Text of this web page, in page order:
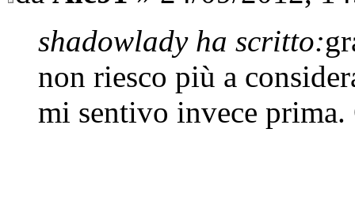
shadowlady ha scritto:
non riesco più a
mi sentivo invece prima.